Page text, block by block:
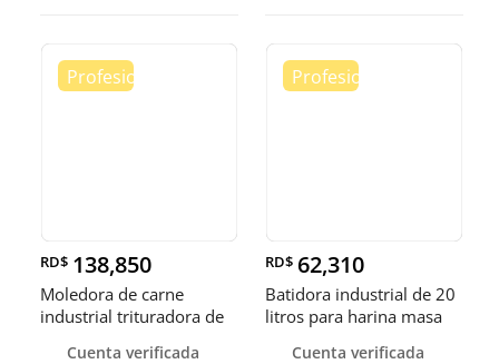
RD$ 138,850
Moledora de carne
industrial trituradora de
Cuenta verificada
RD$ 62,310
Batidora industrial de 20
litros para harina masa
Cuenta verificada